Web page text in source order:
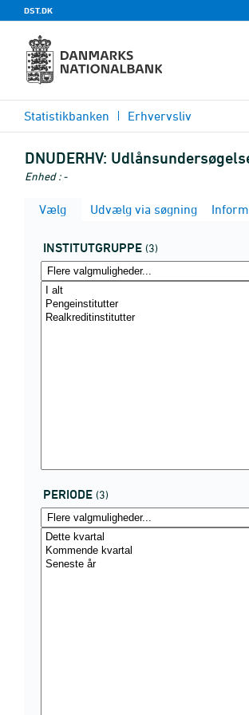
DST.DK
Statistikbanken Erhvervsliv
DNUDERHV:
Enhed : -
Vælg Udvælg via søgning
INSTITUTGRUPPE (3)
PERIODE (3)